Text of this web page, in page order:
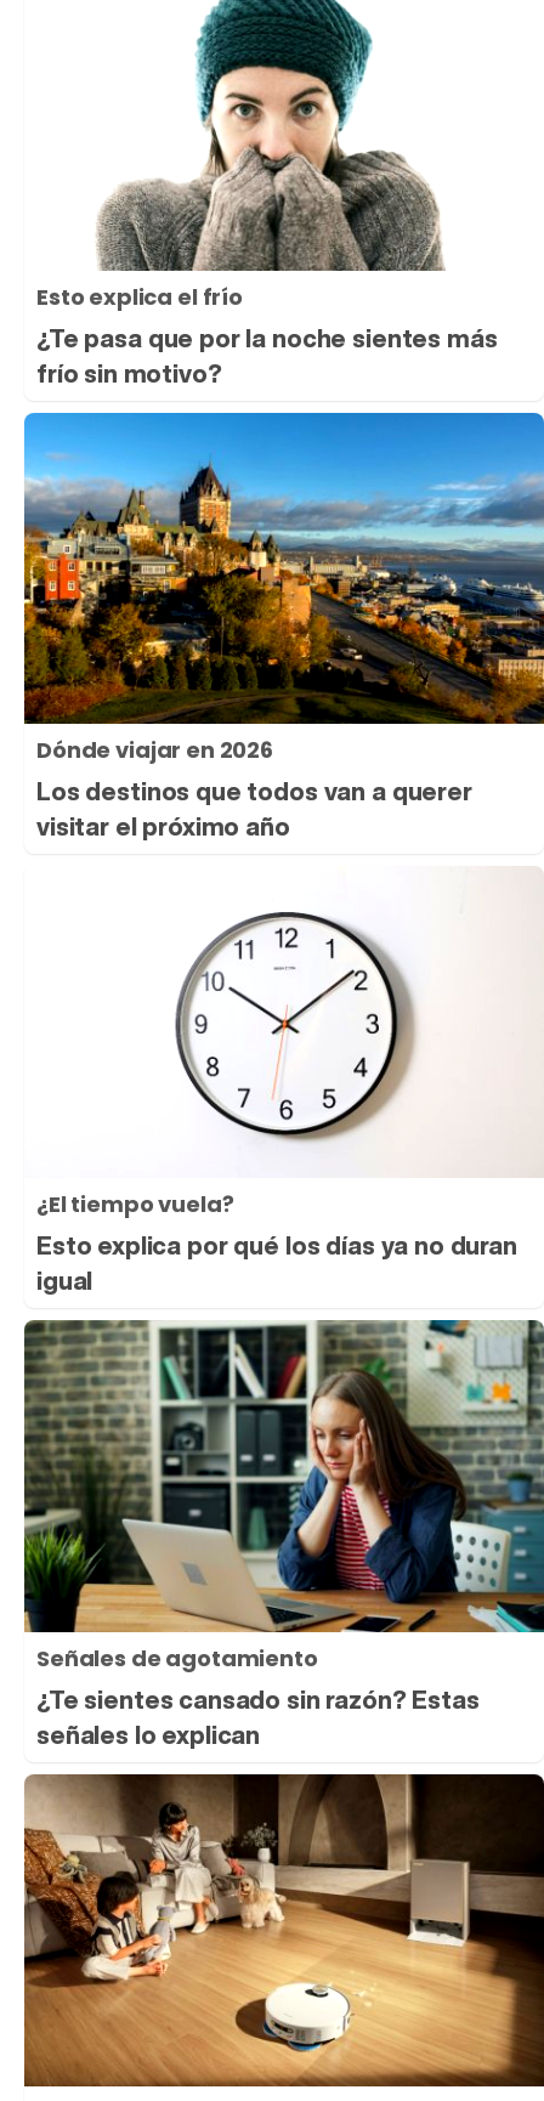
Esto explica el frío
¿Te pasa que por la noche sientes más
frío sin motivo?
Dónde viajar en 2026
Los destinos que todos van a querer
visitar el próximo año
¿El tiempo vuela?
Esto explica por qué los días ya no duran
igual
Señales de agotamiento
¿Te sientes cansado sin razón? Estas
señales lo explican